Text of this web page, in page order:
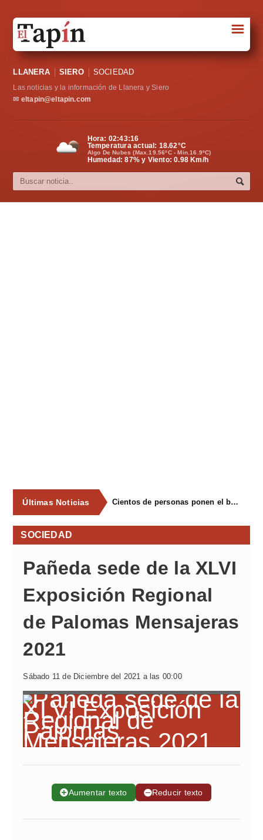
Sociedad
Política
Cultura
☰
LLANERA SIERO SOCIEDAD
Las noticias y la información de Llanera y Siero
✉ eltapin@eltapin.com
Hora: 02:43:17
Temperatura actual: 18.62°C
Algo De Nubes (Max.19.56ºC - Min.16.9ºC)
Humedad: 87% y Viento: 0.98 Km/h
Últimas Noticias Cientos de personas ponen el broche final a las fiestas de La Salud de Lieres con la tradicional merienda
SOCIEDAD
Pañeda sede de la XLVI
Exposición Regional
de Palomas Mensajeras
2021
Sábado 11 de Diciembre del 2021 a las 00:00
➕Aumentar texto ➖Reducir texto